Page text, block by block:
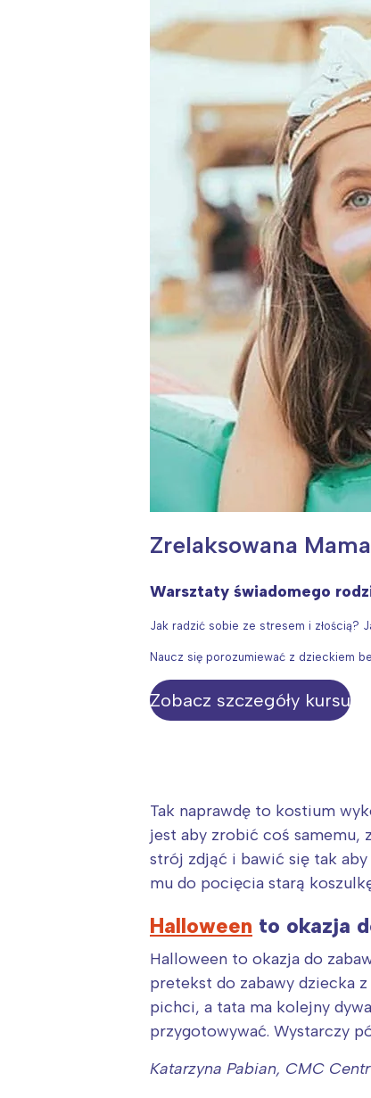
Zrelaksowana Mama
Warsztaty świadomego
Jak radzić sobie ze stresem i złością?
Naucz się porozumiewać z dzieckiem
Zobacz szczegóły kursu
Tak naprawdę to kostium
jest aby zrobić coś samemu,
strój zdjąć i bawić się tak
mu do pocięcia starą
Halloween to okazja
Halloween to okazja do
pretekst do zabawy dziecka
pichci, a tata ma kolejny
przygotowywać. Wystarczy
Katarzyna Pabian, CMC